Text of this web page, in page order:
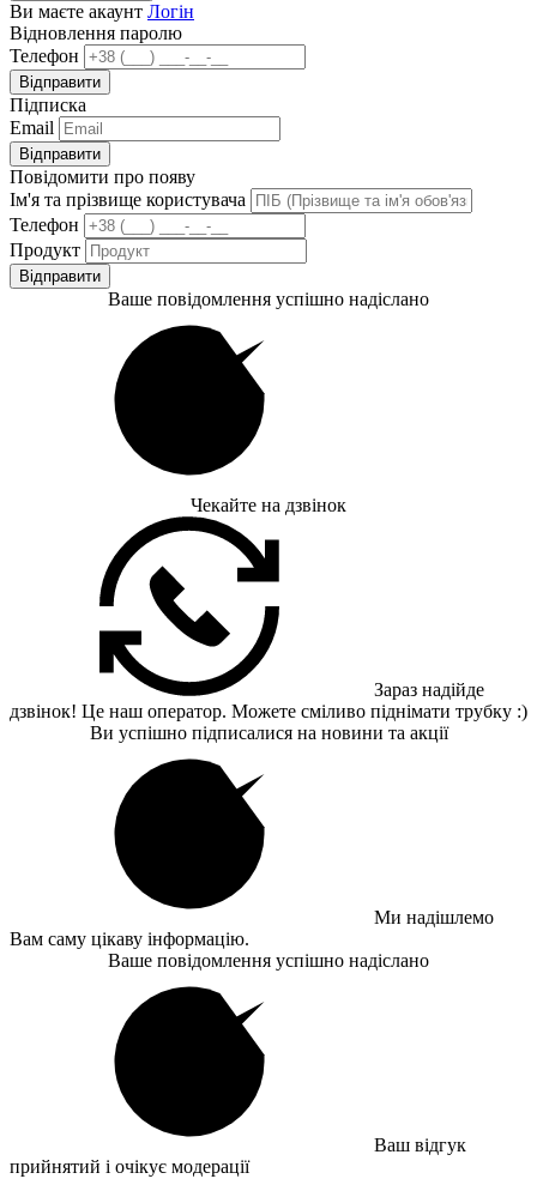
Ви маєте акаунт Логін
Відновлення паролю
Телефон
Відправити
Підписка
Email
Відправити
Повідомити про появу
Ім'я та прізвище користувача
Телефон
Продукт
Відправити
Ваше повідомлення успішно надіслано
Чекайте на дзвінок
Зараз надійде
дзвінок! Це наш оператор. Можете сміливо піднімати трубку :)
Ви успішно підписалися на новини та акції
Ми надішлемо
Вам саму цікаву інформацію.
Ваше повідомлення успішно надіслано
Ваш відгук
прийнятий і очікує модерації